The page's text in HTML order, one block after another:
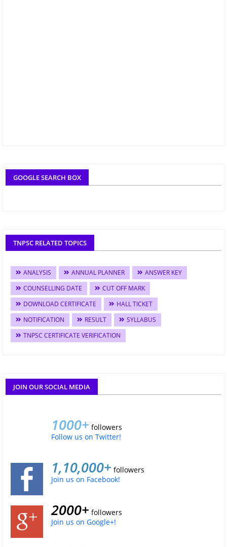
GOOGLE SEARCH BOX
TNPSC RELATED TOPICS
ANALYSIS ANNUAL PLANNER
ANSWER KEY
COUNSELLING DATE
CUT OFF MARK
DOWNLOAD CERTIFICATE
HALL TICKET
NOTIFICATION
RESULT
SYLLABUS
TNPSC CERTIFICATE VERIFICATION
JOIN OUR SOCIAL MEDIA
1000+ followers
Follow us on Twitter!
1,10,000+ followers
Join us on Facebook!
2000+ followers
Join us on Google+!